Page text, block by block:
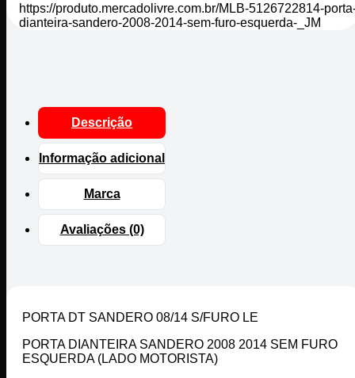
https://produto.mercadolivre.com.br/MLB-5126722814-
dianteira-sandero-2008-2014-sem-furo-esquerda-_JM
Descrição
Informação adicional
Marca
Avaliações (0)
PORTA DT SANDERO 08/14 S/FURO LE
PORTA DIANTEIRA SANDERO 2008 2014 SEM FURO
ESQUERDA (LADO MOTORISTA)